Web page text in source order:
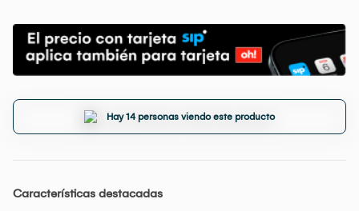
Hay 14 personas viendo este producto
Características destacadas